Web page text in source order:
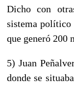
Dicho con
sistema político
que generó 200
5) Juan
donde se